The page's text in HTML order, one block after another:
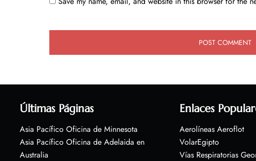
Últimas Páginas
Asia Pacífico Oficina de Minnesota
Asia Pacífico Oficina de Adelaida en
Australia
Enlaces
Aerolíneas Aeroflot
VolarEgipto
Vías Respiratorias